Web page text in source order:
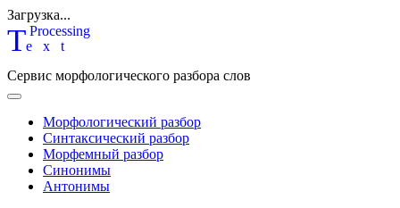
Загрузка...
Text
Processing
Сервис морфологического разбора слов
Морфологический разбор
Синтаксический разбор
Морфемный разбор
Синонимы
Антонимы